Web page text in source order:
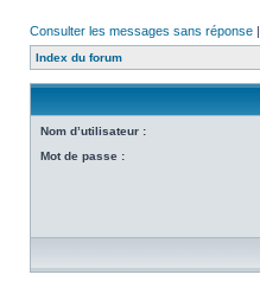
Consulter les messages sans réponse |
Index du forum
Nom d’utilisateur :
Mot de passe :